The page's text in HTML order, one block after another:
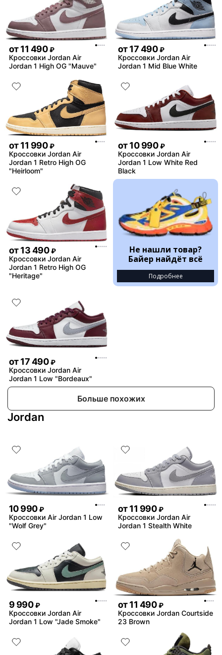
от11 490 ₽
Кроссовки Jordan Air
Jordan 1 High OG "Mauve"
от17 490 ₽
Кроссовки Jordan Air
Jordan 1 Mid Blue White
от11 990 ₽
Кроссовки Jordan Air
Jordan 1 Retro High OG
"Heirloom"
от10 990 ₽
Кроссовки Jordan Air
Jordan 1 Low White Red
Black
от13 490 ₽
Кроссовки Jordan Air
Jordan 1 Retro High OG
"Heritage"
Не нашли товар?
Байер найдёт всё
Подробнее
от17 490 ₽
Кроссовки Jordan Air
Jordan 1 Low "Bordeaux"
Больше похожих
Jordan
10 990 ₽
Кроссовки Air Jordan 1 Low
"Wolf Grey"
от11 990 ₽
Кроссовки Jordan Air
Jordan 1 Stealth White
9 990 ₽
Кроссовки Jordan Air
Jordan 1 Low "Jade Smoke"
от11 490 ₽
Кроссовки Jordan Courtside
23 Brown